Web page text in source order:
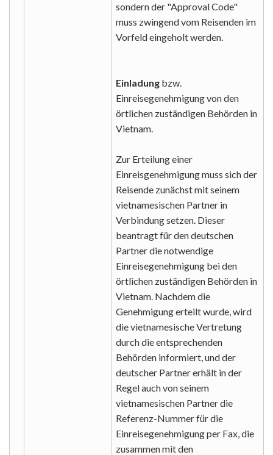
sondern der "Approval Code"
muss zwingend vom Reisenden im
Vorfeld eingeholt werden.
Einladung bzw.
Einreisegenehmigung von den
örtlichen zuständigen Behörden in
Vietnam.
Zur Erteilung einer
Einreisgenehmigung muss sich der
Reisende zunächst mit seinem
vietnamesischen Partner in
Verbindung setzen. Dieser
beantragt für den deutschen
Partner die notwendige
Einreisegenehmigung bei den
örtlichen zuständigen Behörden in
Vietnam. Nachdem die
Genehmigung erteilt wurde, wird
die vietnamesische Vertretung
durch die entsprechenden
Behörden informiert, und der
deutscher Partner erhält in der
Regel auch von seinem
vietnamesischen Partner die
Referenz-Nummer für die
Einreisegenehmigung per Fax, die
zusammen mit den